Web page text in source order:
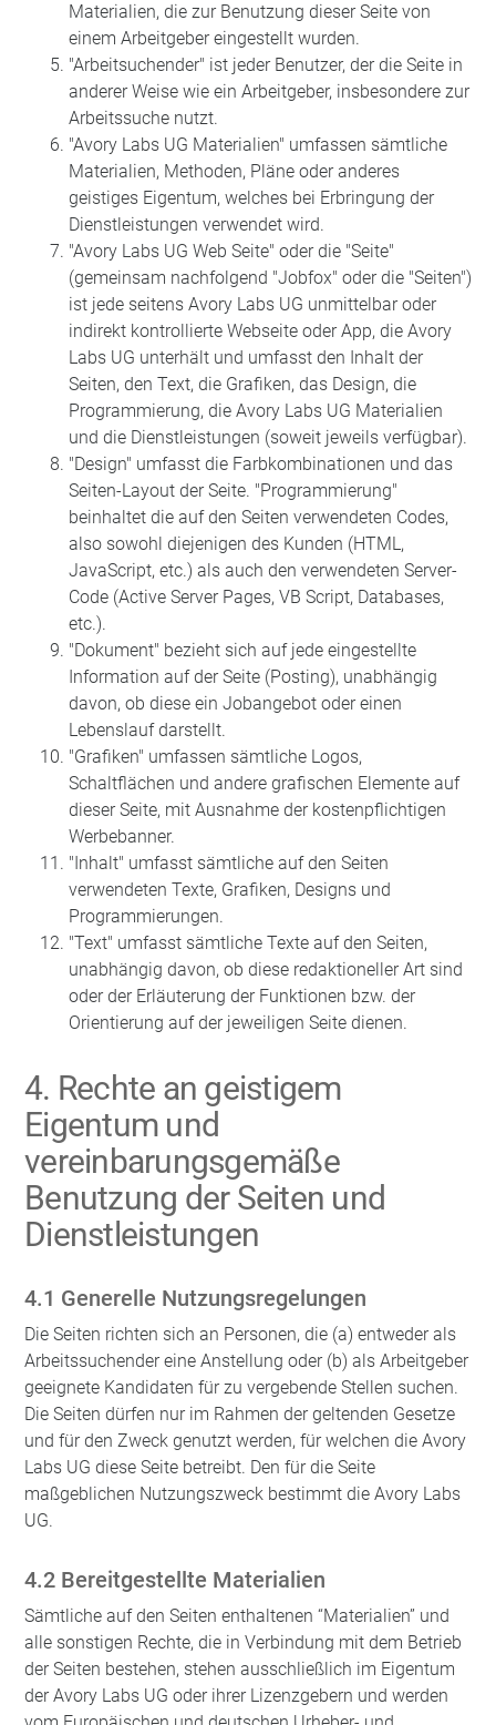
Materialien, die zur Benutzung dieser Seite von
einem Arbeitgeber eingestellt wurden.
"Arbeitsuchender" ist jeder Benutzer, der die Seite in
anderer Weise wie ein Arbeitgeber, insbesondere zur
Arbeitssuche nutzt.
"Avory Labs UG Materialien" umfassen sämtliche
Materialien, Methoden, Pläne oder anderes
geistiges Eigentum, welches bei Erbringung der
Dienstleistungen verwendet wird.
"Avory Labs UG Web Seite" oder die "Seite"
(gemeinsam nachfolgend "Jobfox" oder die "Seiten")
ist jede seitens Avory Labs UG unmittelbar oder
indirekt kontrollierte Webseite oder App, die Avory
Labs UG unterhält und umfasst den Inhalt der
Seiten, den Text, die Grafiken, das Design, die
Programmierung, die Avory Labs UG Materialien
und die Dienstleistungen (soweit jeweils verfügbar).
"Design" umfasst die Farbkombinationen und das
Seiten-Layout der Seite. "Programmierung"
beinhaltet die auf den Seiten verwendeten Codes,
also sowohl diejenigen des Kunden (HTML,
JavaScript, etc.) als auch den verwendeten Server-
Code (Active Server Pages, VB Script, Databases,
etc.).
"Dokument" bezieht sich auf jede eingestellte
Information auf der Seite (Posting), unabhängig
davon, ob diese ein Jobangebot oder einen
Lebenslauf darstellt.
"Grafiken" umfassen sämtliche Logos,
Schaltflächen und andere grafischen Elemente auf
dieser Seite, mit Ausnahme der kostenpflichtigen
Werbebanner.
"Inhalt" umfasst sämtliche auf den Seiten
verwendeten Texte, Grafiken, Designs und
Programmierungen.
"Text" umfasst sämtliche Texte auf den Seiten,
unabhängig davon, ob diese redaktioneller Art sind
oder der Erläuterung der Funktionen bzw. der
Orientierung auf der jeweiligen Seite dienen.
4. Rechte an geistigem
Eigentum und
vereinbarungsgemäße
Benutzung der Seiten und
Dienstleistungen
4.1 Generelle Nutzungsregelungen
Die Seiten richten sich an Personen, die (a) entweder als
Arbeitssuchender eine Anstellung oder (b) als Arbeitgeber
geeignete Kandidaten für zu vergebende Stellen suchen.
Die Seiten dürfen nur im Rahmen der geltenden Gesetze
und für den Zweck genutzt werden, für welchen die Avory
Labs UG diese Seite betreibt. Den für die Seite
maßgeblichen Nutzungszweck bestimmt die Avory Labs
UG.
4.2 Bereitgestellte Materialien
Sämtliche auf den Seiten enthaltenen “Materialien” und
alle sonstigen Rechte, die in Verbindung mit dem Betrieb
der Seiten bestehen, stehen ausschließlich im Eigentum
der Avory Labs UG oder ihrer Lizenzgebern und werden